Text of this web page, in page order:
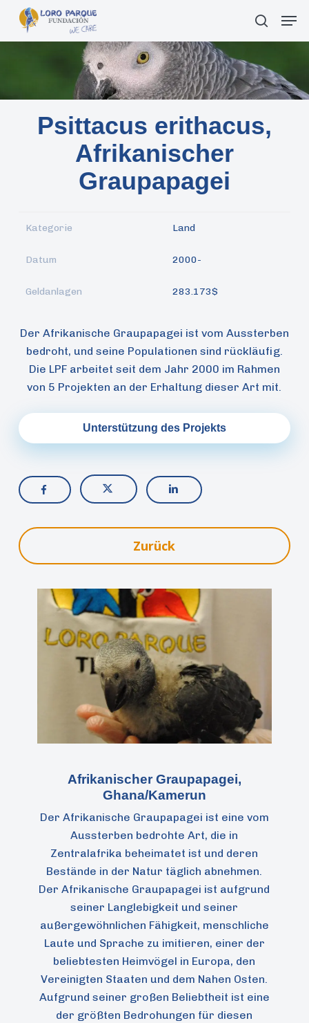
main
suche
Psittacus erithacus,
Afrikanischer
Graupapagei
Kategorie Land
Datum 2000-
Geldanlagen 283.173$
Der Afrikanische Graupapagei ist vom Aussterben
bedroht, und seine Populationen sind rückläufig.
Die LPF arbeitet seit dem Jahr 2000 im Rahmen
von 5 Projekten an der Erhaltung dieser Art mit.
Unterstützung des Projekts
Zurück
Afrikanischer Graupapagei,
Ghana/Kamerun
Der Afrikanische Graupapagei ist eine vom
Aussterben bedrohte Art, die in
Zentralafrika beheimatet ist und deren
Bestände in der Natur täglich abnehmen.
Der Afrikanische Graupapagei ist aufgrund
seiner Langlebigkeit und seiner
außergewöhnlichen Fähigkeit, menschliche
Laute und Sprache zu imitieren, einer der
beliebtesten Heimvögel in Europa, den
Vereinigten Staaten und dem Nahen Osten.
Aufgrund seiner großen Beliebtheit ist eine
der größten Bedrohungen für diesen